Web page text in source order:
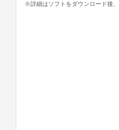
※詳細はソフトをダウンロード後、